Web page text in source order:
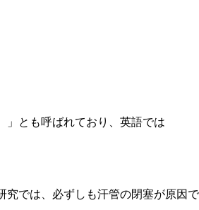
」とも呼ばれており、英語では
究では、必ずしも汗管の閉塞が原因で